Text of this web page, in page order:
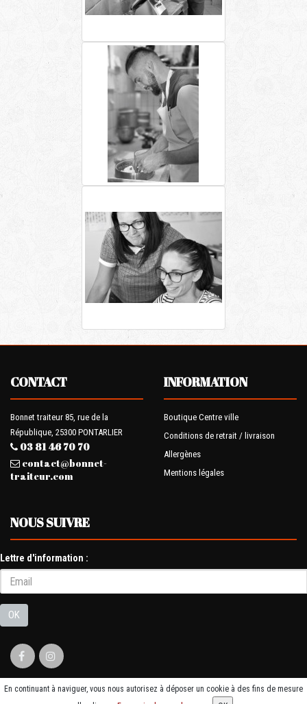
CONTACT
Bonnet traiteur 85, rue de la
République, 25300 PONTARLIER
03 81 46 70 70
contact@bonnet-
traiteur.com
INFORMATION
Boutique Centre ville
Conditions de retrait / livraison
Allergènes
Mentions légales
NOUS SUIVRE
Lettre d'information :
OK
© 2026 - Logiciel SaasFood - Logiciel de gestion de commande sur internet et
En continuant à naviguer, vous nous autorisez à déposer un cookie à des fins de mesure